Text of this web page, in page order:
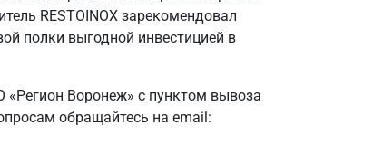
RESTOINOX зарекомендовал
полки выгодной инвестицией в
Воронеж» с пунктом вывоза
обращайтесь на email: